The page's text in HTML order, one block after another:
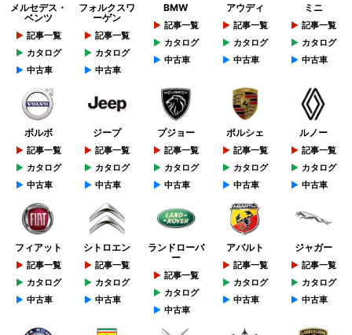
メルセデス・
ベンツ
記事一覧
カタログ
中古車
フォルクスワ
ーゲン
記事一覧
カタログ
中古車
BMW
記事一覧
カタログ
中古車
アウディ
記事一覧
カタログ
中古車
ミニ
記事一覧
カタログ
中古車
ボルボ
記事一覧
カタログ
中古車
ジープ
記事一覧
カタログ
中古車
プジョー
記事一覧
カタログ
中古車
ポルシェ
記事一覧
カタログ
中古車
ルノー
記事一覧
カタログ
中古車
フィアット
記事一覧
カタログ
中古車
シトロエン
記事一覧
カタログ
中古車
ランドローバ
ー
記事一覧
カタログ
中古車
アバルト
記事一覧
カタログ
中古車
ジャガー
記事一覧
カタログ
中古車